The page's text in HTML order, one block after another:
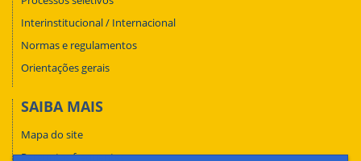
Interinstitucional / Internacional
Normas e regulamentos
Orientações gerais
SAIBA MAIS
Mapa do site
Perguntas frequentes